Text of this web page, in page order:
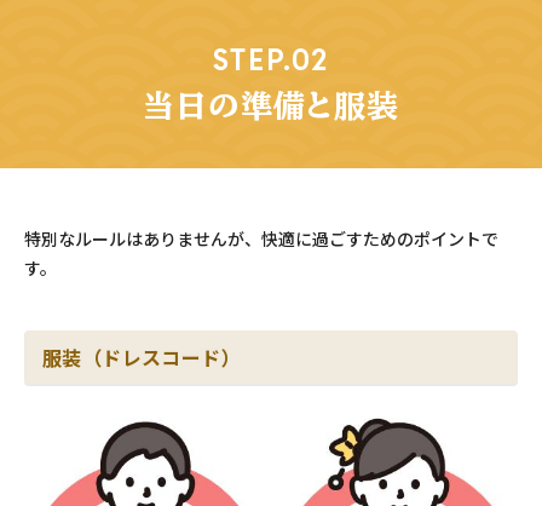
STEP.02
当日の準備と服装
特別なルールはありませんが、快適に過ごすためのポイントで
す。
服装（ドレスコード）